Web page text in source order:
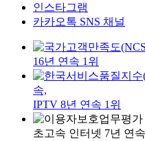
인스타그램
카카오톡 SNS 채널
16년 연속 1위
속,
IPTV 8년 연속 1위
초고속 인터넷 7년 연속